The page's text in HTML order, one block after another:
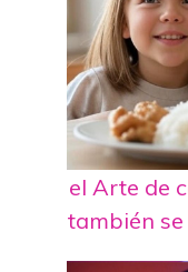
el Arte de
también